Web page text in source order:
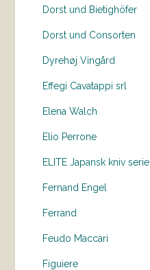
Dorst und Bietighöfer
Dorst und Consorten
Dyrehøj Vingård
Effegi Cavatappi srl
Elena Walch
Elio Perrone
ELITE Japansk kniv serie
Fernand Engel
Ferrand
Feudo Maccari
Figuiere